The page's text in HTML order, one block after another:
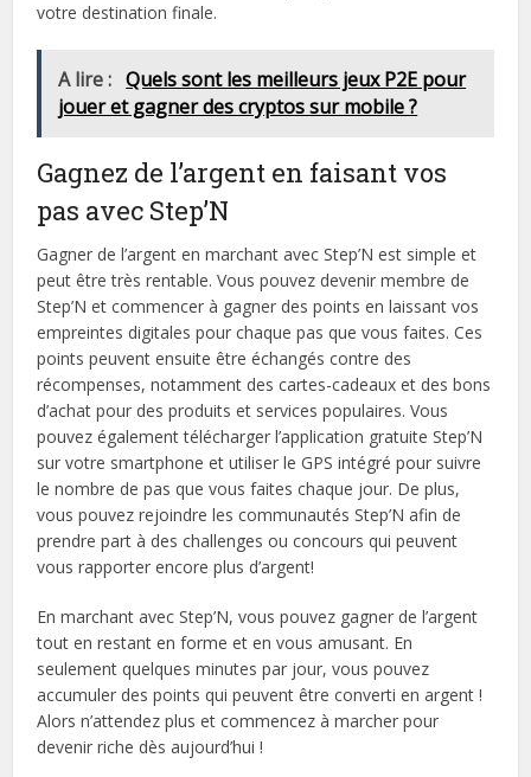
votre destination finale.
A lire : Quels sont les meilleurs jeux P2E pour
jouer et gagner des cryptos sur mobile ?
Gagnez de l’argent en faisant vos
pas avec Step’N
Gagner de l’argent en marchant avec Step’N est simple et
peut être très rentable. Vous pouvez devenir membre de
Step’N et commencer à gagner des points en laissant vos
empreintes digitales pour chaque pas que vous faites. Ces
points peuvent ensuite être échangés contre des
récompenses, notamment des cartes-cadeaux et des bons
d’achat pour des produits et services populaires. Vous
pouvez également télécharger l’application gratuite Step’N
sur votre smartphone et utiliser le GPS intégré pour suivre
le nombre de pas que vous faites chaque jour. De plus,
vous pouvez rejoindre les communautés Step’N afin de
prendre part à des challenges ou concours qui peuvent
vous rapporter encore plus d’argent!
En marchant avec Step’N, vous pouvez gagner de l’argent
tout en restant en forme et en vous amusant. En
seulement quelques minutes par jour, vous pouvez
accumuler des points qui peuvent être converti en argent !
Alors n’attendez plus et commencez à marcher pour
devenir riche dès aujourd’hui !